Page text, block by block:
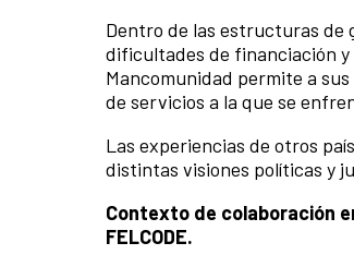
Dentro de las estructuras de
dificultades de financiación y
Mancomunidad permite a
de servicios a la que se
Las experiencias de otros
distintas visiones políticas y
Contexto de colaboración
FELCODE.